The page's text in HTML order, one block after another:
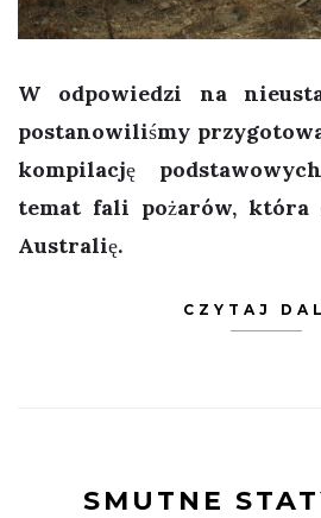
W odpowiedzi na
postanowiliśmy
kompilację
temat fali pożarów, która
Australię.
CZYTAJ
SMUTNE